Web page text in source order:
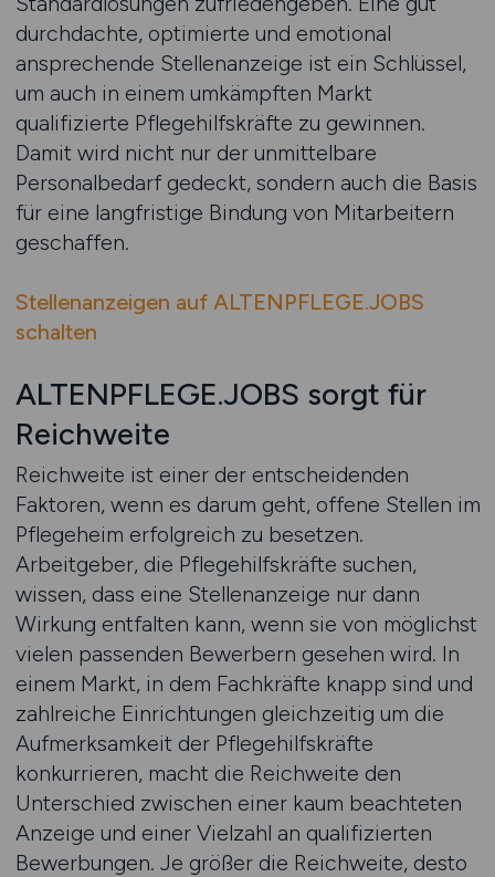
durchdachte, optimierte und emotional
ansprechende Stellenanzeige ist ein Schlüssel,
um auch in einem umkämpften Markt
qualifizierte Pflegehilfskräfte zu gewinnen.
Damit wird nicht nur der unmittelbare
Personalbedarf gedeckt, sondern auch die Basis
für eine langfristige Bindung von Mitarbeitern
geschaffen.
Stellenanzeigen auf ALTENPFLEGE.JOBS
schalten
ALTENPFLEGE.JOBS sorgt für
Reichweite
Reichweite ist einer der entscheidenden
Faktoren, wenn es darum geht, offene Stellen im
Pflegeheim erfolgreich zu besetzen.
Arbeitgeber, die Pflegehilfskräfte suchen,
wissen, dass eine Stellenanzeige nur dann
Wirkung entfalten kann, wenn sie von möglichst
vielen passenden Bewerbern gesehen wird. In
einem Markt, in dem Fachkräfte knapp sind und
zahlreiche Einrichtungen gleichzeitig um die
Aufmerksamkeit der Pflegehilfskräfte
konkurrieren, macht die Reichweite den
Unterschied zwischen einer kaum beachteten
Anzeige und einer Vielzahl an qualifizierten
Bewerbungen. Je größer die Reichweite, desto